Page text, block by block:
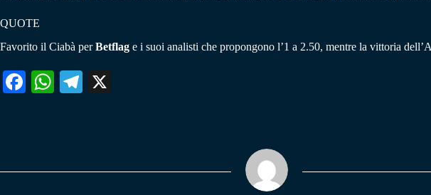
QUOTE
Favorito il Ciabà perBetflag e i suoi analisti che propongono l’1 a 2.50, mentre la vittoria
Fa W
pp
Te
m